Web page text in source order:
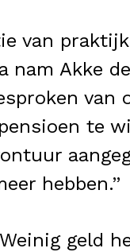
van
nam Akke
van
te
hebben.”
geld